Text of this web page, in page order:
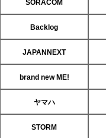
SORACOM
Backlog
JAPANNEXT
brand new ME!
ヤマハ
STORM